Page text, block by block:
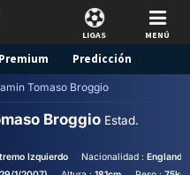
LIGAS MENÚ
Premium Predicción
Tomaso Broggio
Broggio Estad.
Izquierdo Nacionalidad :England